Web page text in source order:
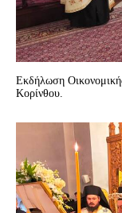
Εκδήλωση
Κορίνθου.